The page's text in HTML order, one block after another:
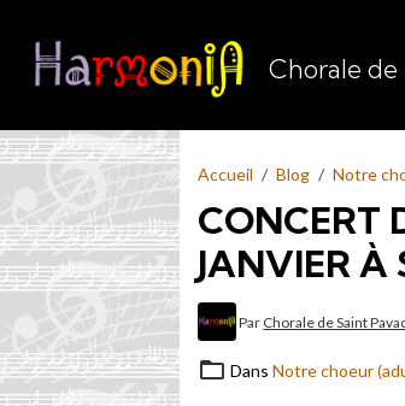
Chorale de
Accueil Blog Notre
CONCERT
JANVIER À
Par Chorale de Saint
DansNotre choeur